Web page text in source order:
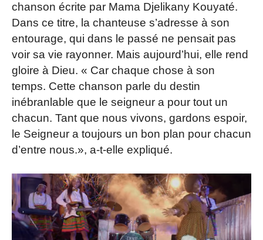
chanson écrite par Mama Djelikany Kouyaté.
Dans ce titre, la chanteuse s’adresse à son
entourage, qui dans le passé ne pensait pas
voir sa vie rayonner. Mais aujourd’hui, elle rend
gloire à Dieu. « Car chaque chose à son
temps. Cette chanson parle du destin
inébranlable que le seigneur a pour tout un
chacun. Tant que nous vivons, gardons espoir,
le Seigneur a toujours un bon plan pour chacun
d’entre nous.», a-t-elle expliqué.